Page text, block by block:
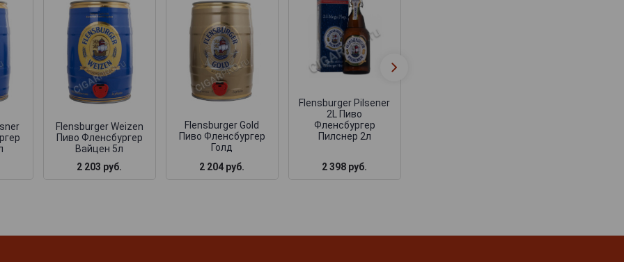
Flensburger Weizen
Пиво Фленсбургер
Вайцен 5л
2 203 руб.
Flensburger Gold
Пиво Фленсбургер
Голд
2 204 руб.
Flensburger Pilsener
2L Пиво
Фленсбургер
Пилснер 2л
2 398 руб.